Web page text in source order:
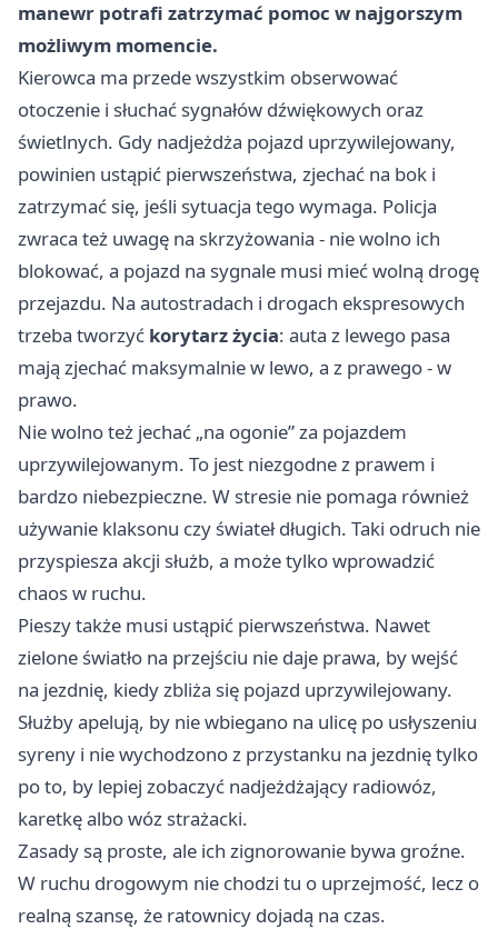
manewr potrafi zatrzymać pomoc w najgorszym
możliwym momencie.
Kierowca ma przede wszystkim obserwować
otoczenie i słuchać sygnałów dźwiękowych oraz
świetlnych. Gdy nadjeżdża pojazd uprzywilejowany,
powinien ustąpić pierwszeństwa, zjechać na bok i
zatrzymać się, jeśli sytuacja tego wymaga. Policja
zwraca też uwagę na skrzyżowania - nie wolno ich
blokować, a pojazd na sygnale musi mieć wolną drogę
przejazdu. Na autostradach i drogach ekspresowych
trzeba tworzyć korytarz życia: auta z lewego pasa
mają zjechać maksymalnie w lewo, a z prawego - w
prawo.
Nie wolno też jechać „na ogonie” za pojazdem
uprzywilejowanym. To jest niezgodne z prawem i
bardzo niebezpieczne. W stresie nie pomaga również
używanie klaksonu czy świateł długich. Taki odruch nie
przyspiesza akcji służb, a może tylko wprowadzić
chaos w ruchu.
Pieszy także musi ustąpić pierwszeństwa. Nawet
zielone światło na przejściu nie daje prawa, by wejść
na jezdnię, kiedy zbliża się pojazd uprzywilejowany.
Służby apelują, by nie wbiegano na ulicę po usłyszeniu
syreny i nie wychodzono z przystanku na jezdnię tylko
po to, by lepiej zobaczyć nadjeżdżający radiowóz,
karetkę albo wóz strażacki.
Zasady są proste, ale ich zignorowanie bywa groźne.
W ruchu drogowym nie chodzi tu o uprzejmość, lecz o
realną szansę, że ratownicy dojadą na czas.